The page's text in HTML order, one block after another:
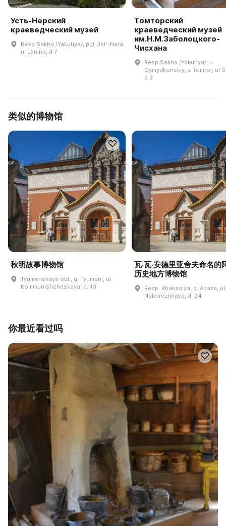
Усть-Нерский
краеведческий музей
Resp Sakha /Yakutiya/, pgt Ustʹ-Nera,
ul Lenina, d 7
Томторский
краеведческий музей
им.Н.М.Заболоцкого-
Чисхана
Resp Sakha /Yakutiya/, u
Oymyakonskiy, s Tomtor, ul
d 3
类似的博物馆
秋明故事博物馆
Tyumenskaya obl., g. Tyumenʹ, ul.
Kommunisticheskaya, d. 10
瓦·瓦·安德里亚舍夫命名的
历史地方博物馆
Resp. Khakasiya, g. Abaza, ul.
Naberezhnaya, d. 24
你最近看过吗